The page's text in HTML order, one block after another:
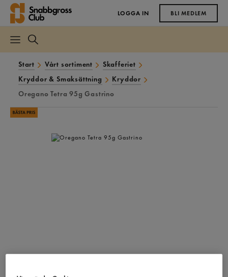
LOGGA IN BLI MEDLEM
Start Vårt sortiment
Skafferiet
Kryddor & Smaksättning
Kryddor
Oregano Tetra 95g Gastrino